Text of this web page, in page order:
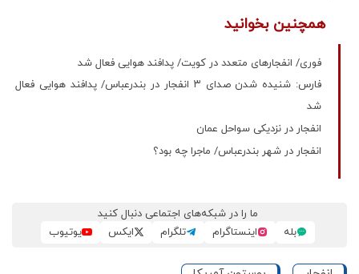
همچنین بخوانید
فوری/ انفجارهای متعدد در کویت/ پدافند هوایی فعال شد
فارس: شنیده شدن صدای ۳ انفجار در بندرعباس/ پدافند هوایی فعال
شد
انفجار در نزدیکی سواحل عمان
انفجار در شهر بندرعباس/ ماجرا چه بود؟
ما را در شبکه‌های اجتماعی دنبال کنید
بله
اینستاگرام تلگرام ایکس یوتیوب